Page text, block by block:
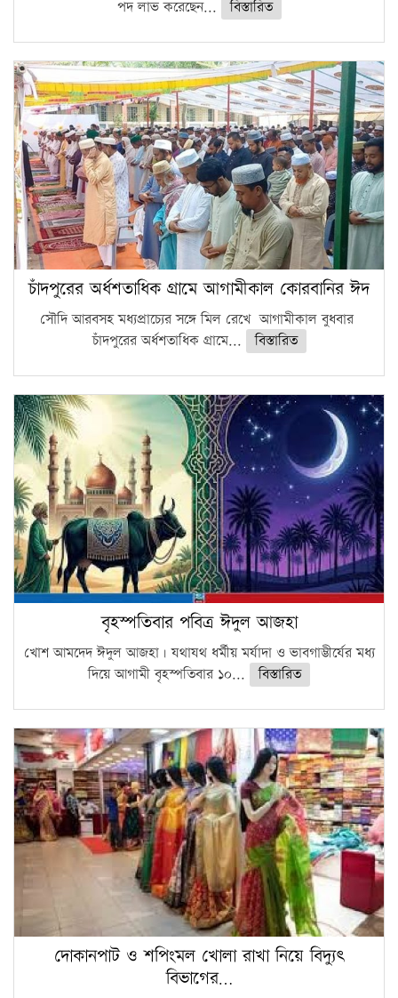
পদ লাভ করেছেন...
বিস্তারিত
চাঁদপুরের অর্ধশতাধিক গ্রামে আগামীকাল কোরবানির ঈদ
সৌদি আরবসহ মধ্যপ্রাচ্যের সঙ্গে মিল রেখে আগামীকাল বুধবার
চাঁদপুরের অর্ধশতাধিক গ্রামে...
বিস্তারিত
বৃহস্পতিবার পবিত্র ঈদুল আজহা
খোশ আমদেদ ঈদুল আজহা। যথাযথ ধর্মীয় মর্যাদা ও ভাবগাম্ভীর্যের মধ্য
দিয়ে আগামী বৃহস্পতিবার ১০...
বিস্তারিত
দোকানপাট ও শপিংমল খোলা রাখা নিয়ে বিদ্যুৎ
বিভাগের…